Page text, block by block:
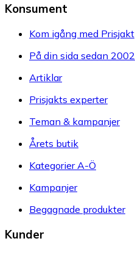
Konsument
Kom igång med Prisjakt
På din sida sedan 2002
Artiklar
Prisjakts experter
Teman & kampanjer
Årets butik
Kategorier A-Ö
Kampanjer
Begagnade produkter
Kunder